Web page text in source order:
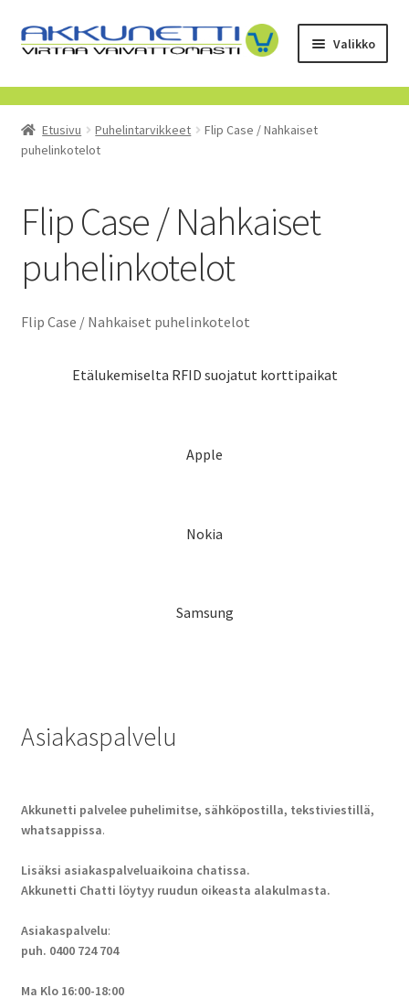
Siirry
navigointiin
Siirry
sisältöön
Valikko
Kauppa
Tietoa meistä
Toimitusehdot
POISTUVAT TUOTTEET
Etusivu Puhelintarvikkeet
Flip Case / Nahkaiset
puhelinkotelot
Flip Case / Nahkaiset
puhelinkotelot
Flip Case / Nahkaiset puhelinkotelot
Etälukemiselta RFID suojatut korttipaikat
Apple
Nokia
Samsung
Asiakaspalvelu
Akkunetti palvelee puhelimitse, sähköpostilla, tekstiviestillä,
whatsappissa.
Lisäksi asiakaspalveluaikoina chatissa.
Akkunetti Chatti löytyy ruudun oikeasta alakulmasta.
Asiakaspalvelu:
puh. 0400 724 704
Ma Klo 16:00-18:00